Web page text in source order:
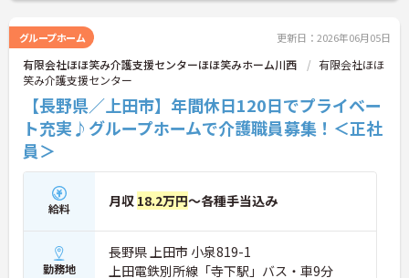
グループホーム 更新日：2026年06月05日
有限会社ほほ笑み介護支援センターほほ笑みホーム川西
有限会社ほほ
笑み介護支援センター
【長野県／上田市】年間休日120日でプライベー
ト充実♪グループホームで介護職員募集！＜正社
員＞
給料 月収 18.2万円～各種手当込み
勤務地
長野県 上田市 小泉819-1
上田電鉄別所線「寺下駅」バス・車9分